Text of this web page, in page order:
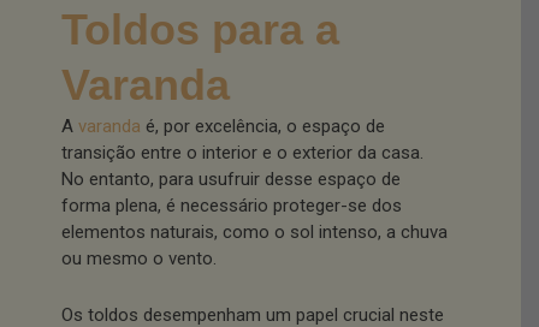
Toldos para a
Varanda
A varanda é, por excelência, o espaço de
transição entre o interior e o exterior da casa.
No entanto, para usufruir desse espaço de
forma plena, é necessário proteger-se dos
elementos naturais, como o sol intenso, a chuva
ou mesmo o vento.
Os toldos desempenham um papel crucial neste